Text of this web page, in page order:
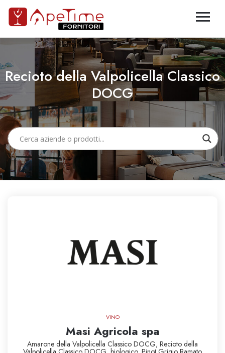
Recioto della Valpolicella Classico
DOCG
VINO
Masi Agricola spa
Amarone della Valpolicella Classico DOCG, Recioto della